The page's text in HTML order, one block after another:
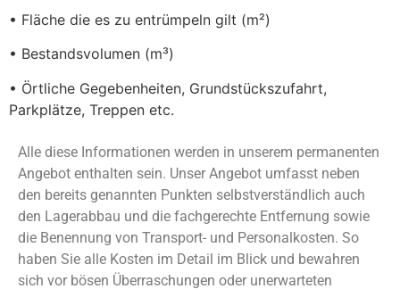
• Fläche die es zu entrümpeln gilt (m²)
• Bestandsvolumen (m³)
• Örtliche Gegebenheiten, Grundstückszufahrt,
Parkplätze, Treppen etc.
Alle diese Informationen werden in unserem permanenten
Angebot enthalten sein. Unser Angebot umfasst neben
den bereits genannten Punkten selbstverständlich auch
den Lagerabbau und die fachgerechte Entfernung sowie
die Benennung von Transport- und Personalkosten. So
haben Sie alle Kosten im Detail im Blick und bewahren
sich vor bösen Überraschungen oder unerwarteten